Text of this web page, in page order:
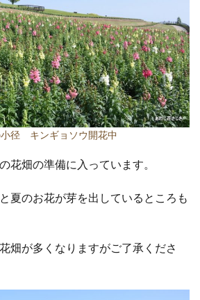
径 キンギョソウ開花中
花畑の準備に入っています。
夏のお花が芽を出しているところも
畑が多くなりますがご了承くださ